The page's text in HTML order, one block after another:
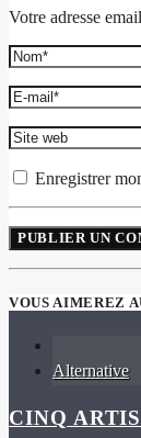
Votre adresse
Enregistrer
VOUS AIMEREZ
Alternative
CINQ